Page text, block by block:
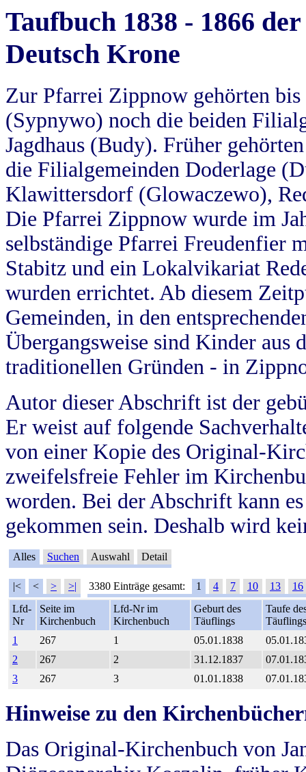
Taufbuch 1838 - 1866
Deutsch Krone
Zur Pfarrei Zippnow gehörten
(Sypnywo) noch die beiden
Jagdhaus (Budy). Früher
die Filialgemeinden Doderlage
Klawittersdorf (Glowaczewo),
Die Pfarrei Zippnow wurde im
selbständige Pfarrei Freudenfier
Stabitz und ein Lokalvikariat
wurden errichtet. Ab diesem
Gemeinden, in den
Übergangsweise sind Kinder aus
traditionellen Gründen - in
Autor dieser Abschrift ist der
Er weist auf folgende
von einer Kopie des Original-
zweifelsfreie Fehler im
worden. Bei der Abschrift kann
gekommen sein. Deshalb wird
Alles Suchen Auswahl Detail
|< < > >| 3380 Einträge gesamt: 1 4 7 10 13
16
Lfd-
Nr
Seite im
Kirchenbuch
Lfd-Nr im
Kirchenbuch
Geburt des
Täuflings
Taufe
Täuflings
1
267 1 05.01.1838
2
267 2 31.12.1837
3
267 3 01.01.1838
Hinweise zu den
Das Original-Kirchenbuch von